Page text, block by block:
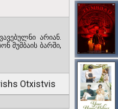
არიან.
მუმბაის ბარში,
Otxistvis